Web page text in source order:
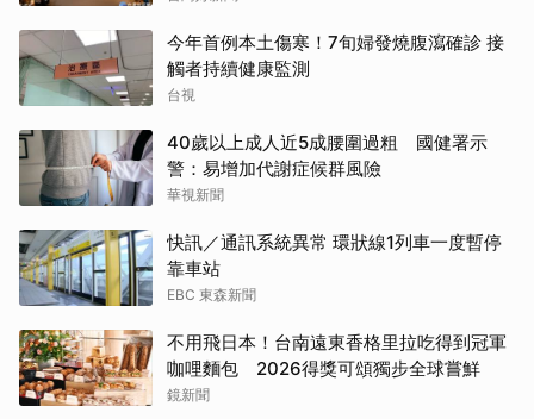
今年首例本土傷寒！7旬婦發燒腹瀉確診 接
觸者持續健康監測
台視
40歲以上成人近5成腰圍過粗 國健署示
警：易增加代謝症候群風險
華視新聞
快訊／通訊系統異常 環狀線1列車一度暫停
靠車站
EBC 東森新聞
不用飛日本！台南遠東香格里拉吃得到冠軍
咖哩麵包 2026得獎可頌獨步全球嘗鮮
鏡新聞